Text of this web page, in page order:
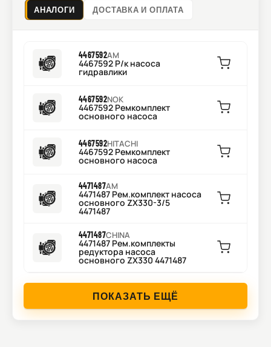
АНАЛОГИ ДОСТАВКА И ОПЛАТА
4467592AM
4467592 Р/к насоса
гидравлики
4467592NOK
4467592 Ремкомплект
основного насоса
4467592HITACHI
4467592 Ремкомплект
основного насоса
4471487AM
4471487 Рем.комплект насоса
основного ZX330-3/5
4471487
4471487CHINA
4471487 Рем.комплекты
редуктора насоса
основного ZX330 4471487
ПОКАЗАТЬ ЕЩЁ